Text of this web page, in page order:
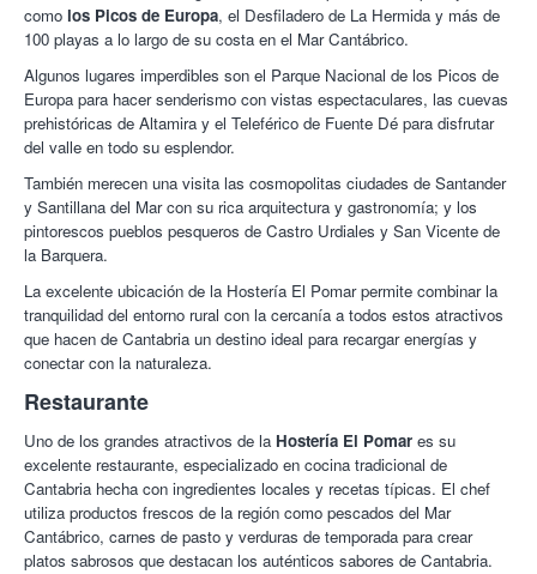
como los Picos de Europa, el Desfiladero de La Hermida y más de
100 playas a lo largo de su costa en el Mar Cantábrico.
Algunos lugares imperdibles son el Parque Nacional de los Picos de
Europa para hacer senderismo con vistas espectaculares, las cuevas
prehistóricas de Altamira y el Teleférico de Fuente Dé para disfrutar
del valle en todo su esplendor.
También merecen una visita las cosmopolitas ciudades de Santander
y Santillana del Mar con su rica arquitectura y gastronomía; y los
pintorescos pueblos pesqueros de Castro Urdiales y San Vicente de
la Barquera.
La excelente ubicación de la Hostería El Pomar permite combinar la
tranquilidad del entorno rural con la cercanía a todos estos atractivos
que hacen de Cantabria un destino ideal para recargar energías y
conectar con la naturaleza.
Restaurante
Uno de los grandes atractivos de la Hostería El Pomar es su
excelente restaurante, especializado en cocina tradicional de
Cantabria hecha con ingredientes locales y recetas típicas. El chef
utiliza productos frescos de la región como pescados del Mar
Cantábrico, carnes de pasto y verduras de temporada para crear
platos sabrosos que destacan los auténticos sabores de Cantabria.